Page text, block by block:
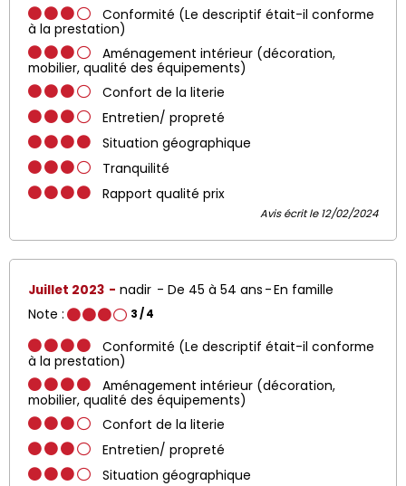
Conformité (Le descriptif était-il conforme
à la prestation)
Aménagement intérieur (décoration,
mobilier, qualité des équipements)
Confort de la literie
Entretien/ propreté
Situation géographique
Tranquilité
Rapport qualité prix
Avis écrit le 12/02/2024
Juillet 2023 nadir De 45 à 54 ans
En famille
Note :
3/ 4
Conformité (Le descriptif était-il conforme
à la prestation)
Aménagement intérieur (décoration,
mobilier, qualité des équipements)
Confort de la literie
Entretien/ propreté
Situation géographique